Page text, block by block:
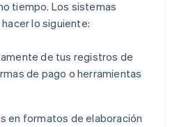
tiempo. Los sistemas
lo siguiente:
de tus registros de
de pago o herramientas
en formatos de elaboración